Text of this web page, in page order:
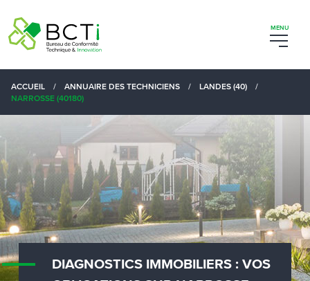
ACCUEIL / ANNUAIRE DES TECHNICIENS / LANDES (40)
/
NARROSSE (40180)
DIAGNOSTICS IMMOBILIERS : VOS